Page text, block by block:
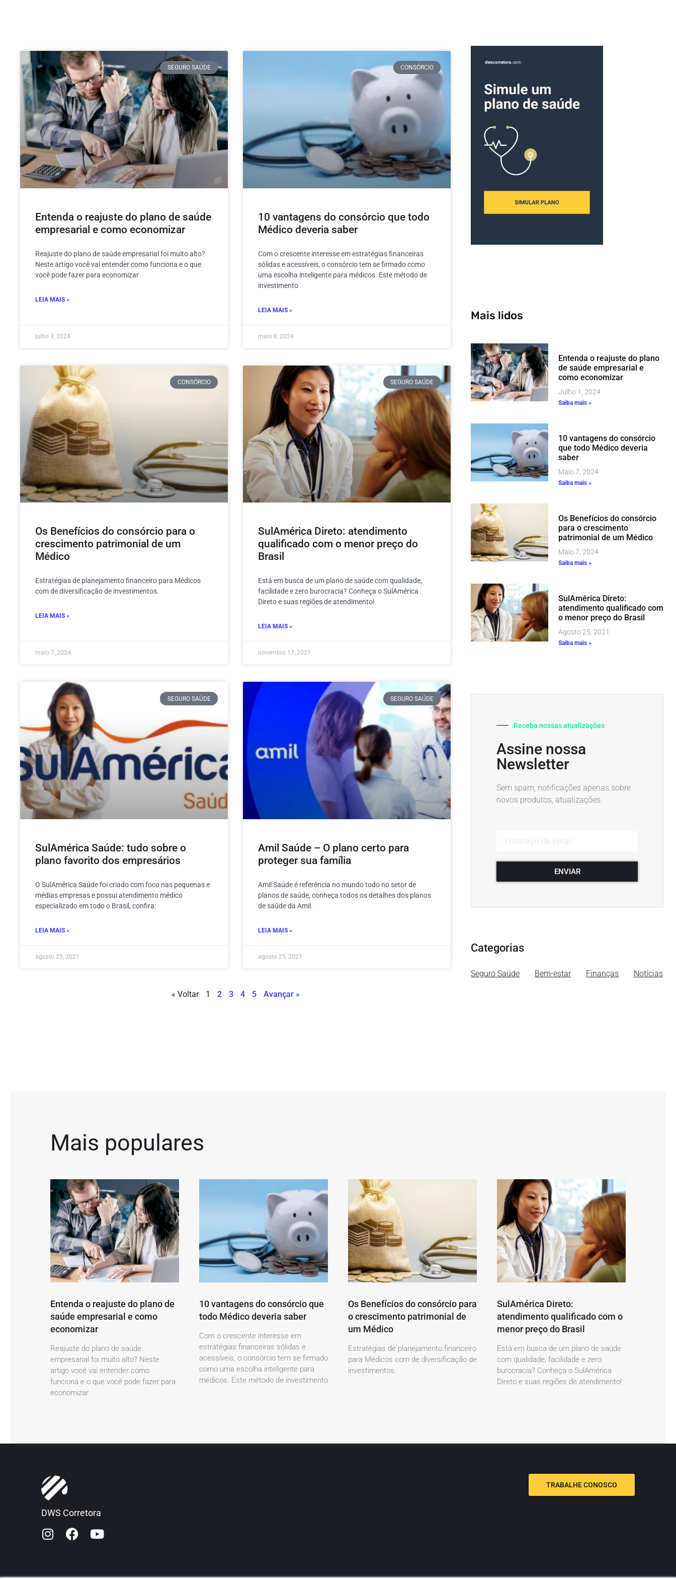
SEGURO SAÚDE
Entenda o reajuste do plano de saúde
empresarial e como economizar
Reajuste do plano de saúde empresarial foi muito alto?
Neste artigo você vai entender como funciona e o que
você pode fazer para economizar
LEIA MAIS »
julho 3, 2024
CONSÓRCIO
10 vantagens do consórcio que todo
Médico deveria saber
Com o crescente interesse em estratégias financeiras
sólidas e acessíveis, o consórcio tem se firmado como
uma escolha inteligente para médicos. Este método de
investimento
LEIA MAIS »
maio 8, 2024
CONSÓRCIO
Os Benefícios do consórcio para o
crescimento patrimonial de um
Médico
Estratégias de planejamento financeiro para Médicos
com de diversificação de investimentos.
LEIA MAIS »
maio 7, 2024
SEGURO SAÚDE
SulAmérica Direto: atendimento
qualificado com o menor preço do
Brasil
Está em busca de um plano de saúde com qualidade,
facilidade e zero burocracia? Conheça o SulAmérica
Direto e suas regiões de atendimento!
LEIA MAIS »
novembro 17, 2021
SEGURO SAÚDE
SulAmérica Saúde: tudo sobre o
plano favorito dos empresários
O SulAmérica Saúde foi criado com foco nas pequenas e
médias empresas e possui atendimento médico
especializado em todo o Brasil, confira:
LEIA MAIS »
agosto 25, 2021
SEGURO SAÚDE
Amil Saúde – O plano certo para
proteger sua família
Amil Saúde é referência no mundo todo no setor de
planos de saúde, conheça todos os detalhes dos planos
de saúde da Amil.
LEIA MAIS »
agosto 25, 2021
« Voltar 1 2 3 4 5 Avançar »
Mais lidos
Entenda o reajuste do plano
de saúde empresarial e
como economizar
Julho 1, 2024
Saiba mais »
10 vantagens do consórcio
que todo Médico deveria
saber
Maio 7, 2024
Saiba mais »
Os Benefícios do consórcio
para o crescimento
patrimonial de um Médico
Maio 7, 2024
Saiba mais »
SulAmérica Direto:
atendimento qualificado com
o menor preço do Brasil
Agosto 25, 2021
Saiba mais »
Receba nossas atualizações
Assine nossa
Newsletter
Sem spam, notificações apenas sobre
novos produtos, atualizações.
ENVIAR
Categorias
Seguro Saúde Bem-estar Finanças Notícias
Mais populares
Entenda o reajuste do plano de
saúde empresarial e como
economizar
Reajuste do plano de saúde
empresarial foi muito alto? Neste
artigo você vai entender como
funciona e o que você pode fazer para
economizar
10 vantagens do consórcio que
todo Médico deveria saber
Com o crescente interesse em
estratégias financeiras sólidas e
acessíveis, o consórcio tem se firmado
como uma escolha inteligente para
médicos. Este método de investimento
Os Benefícios do consórcio para
o crescimento patrimonial de
um Médico
Estratégias de planejamento financeiro
para Médicos com de diversificação de
investimentos.
SulAmérica Direto:
atendimento qualificado com o
menor preço do Brasil
Está em busca de um plano de saúde
com qualidade, facilidade e zero
burocracia? Conheça o SulAmérica
Direto e suas regiões de atendimento!
DWS Corretora
TRABALHE CONOSCO